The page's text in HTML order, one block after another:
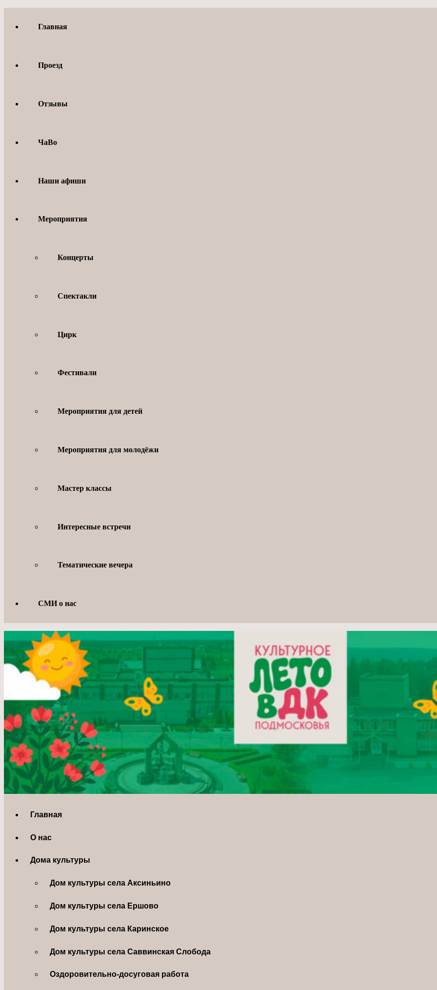
содержимомуГлавная
Проезд
Отзывы
ЧаВо
Наши афиши
Мероприятия
Концерты
Спектакли
Цирк
Фестивали
Мероприятия для детей
Мероприятия для молодёжи
Мастер классы
Интересные встречи
Тематические вечера
СМИ о нас
Главная
О нас
Дома культуры
Дом культуры села Аксиньино
Дом культуры села Ершово
Дом культуры села Каринское
Дом культуры села Саввинская Слобода
Оздоровительно-досуговая работа